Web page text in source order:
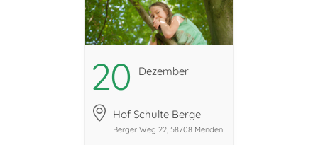
(Die
angegebenen
Zeiten sind in
vollem Umfang
können nicht
gesplittet
20 Dezember
Hof Schulte Berge
Berger Weg 22, 58708 Menden